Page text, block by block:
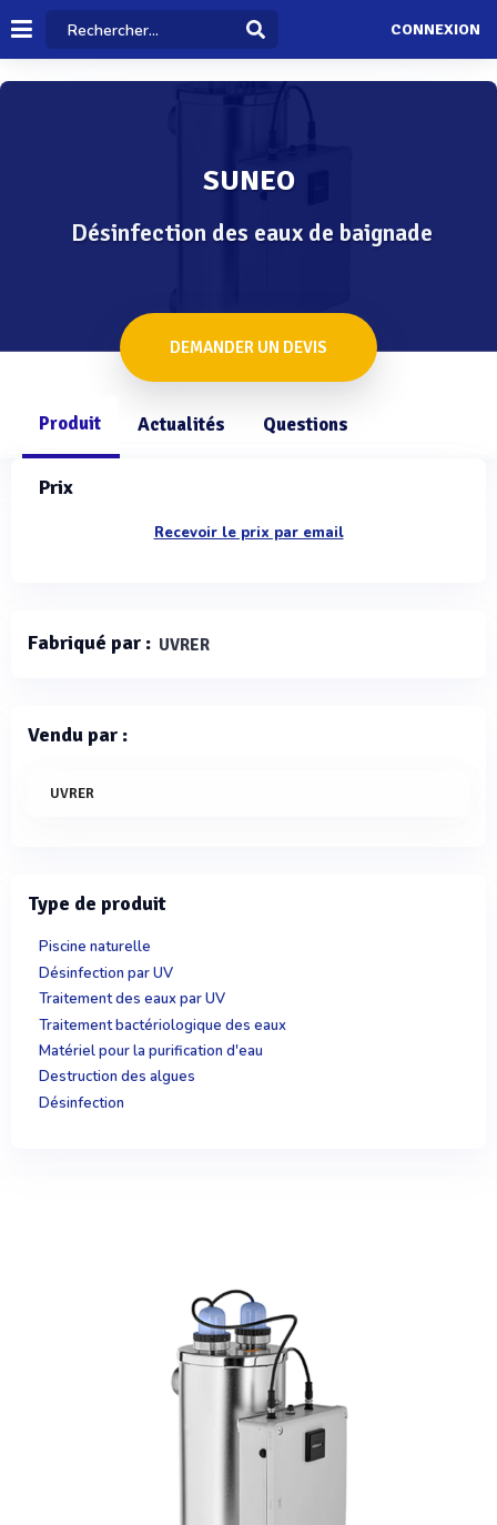
CONNEXION
SUNEO
Désinfection des eaux de baignade
DEMANDER UN DEVIS
Produit Actualités Questions
Prix
Recevoir le prix par email
Fabriqué par : UVRER
Vendu par :
UVRER
Type de produit
Piscine naturelle
Désinfection par UV
Traitement des eaux par UV
Traitement bactériologique des eaux
Matériel pour la purification d'eau
Destruction des algues
Désinfection